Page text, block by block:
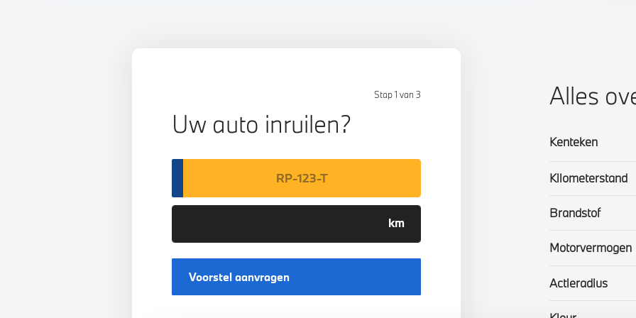
Stap 1 van 3
Uw auto inruilen?
Voorstel aanvragen
Alles
Kenteken
Kilometerstand
Brandstof
Motorvermogen
Actieradius